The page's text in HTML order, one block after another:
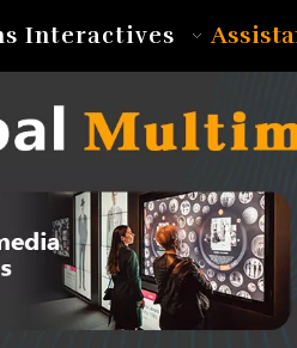
Interactives